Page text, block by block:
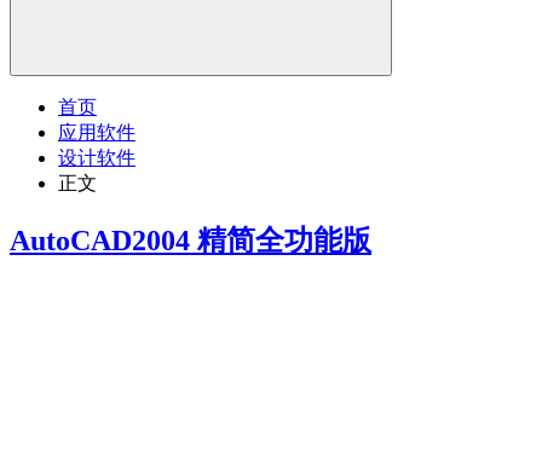
首页
应用软件
设计软件
正文
AutoCAD2004 精简全功能版